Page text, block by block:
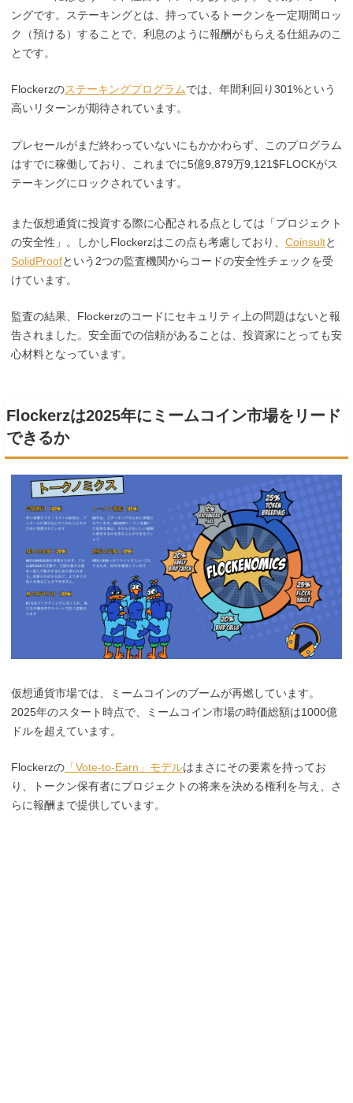
ングです。ステーキングとは、持っているトークンを一定期間ロッ
ク（預ける）することで、利息のように報酬がもらえる仕組みのこ
とです。
Flockerzのステーキングプログラムでは、年間利回り301%という
高いリターンが期待されています。
プレセールがまだ終わっていないにもかかわらず、このプログラム
はすでに稼働しており、これまでに5億9,879万9,121$FLOCKがス
テーキングにロックされています。
また仮想通貨に投資する際に心配される点としては「プロジェクト
の安全性」。しかしFlockerzはこの点も考慮しており、 Coinsultと
SolidProofという2つの監査機関からコードの安全性チェックを受
けています。
監査の結果、Flockerzのコードにセキュリティ上の問題はないと報
告されました。安全面での信頼があることは、投資家にとっても安
心材料となっています。
Flockerzは2025年にミームコイン市場をリード
できるか
仮想通貨市場では、ミームコインのブームが再燃しています。
2025年のスタート時点で、ミームコイン市場の時価総額は1000億
ドルを超えています。
Flockerzの 「Vote-to-Earn」モデルはまさにその要素を持ってお
り、トークン保有者にプロジェクトの将来を決める権利を与え、さ
らに報酬まで提供しています。